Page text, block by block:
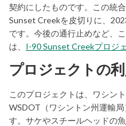
契約にしたものです。この統
Sunset Creekを皮切りに、
です。今後の通行止めなど、
は、 I-90 Sunset Creekプロジ
プロジェクトの
このプロジェクトは、ワシン
WSDOT（ワシントン州運輸局
す。サケやスチールヘッドの